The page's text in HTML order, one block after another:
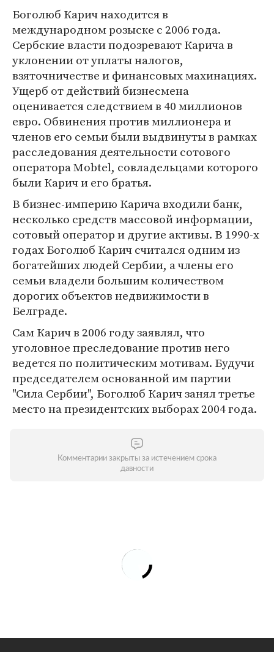
Боголюб Карич находится в
международном розыске с 2006 года.
Сербские власти подозревают Карича в
уклонении от уплаты налогов,
взяточничестве и финансовых махинациях.
Ущерб от действий бизнесмена
оценивается следствием в 40 миллионов
евро. Обвинения против миллионера и
членов его семьи были выдвинуты в рамках
расследования деятельности сотового
оператора Mobtel, совладельцами которого
были Карич и его братья.
В бизнес-империю Карича входили банк,
несколько средств массовой информации,
сотовый оператор и другие активы. В 1990-х
годах Боголюб Карич считался одним из
богатейших людей Сербии, а члены его
семьи владели большим количеством
дорогих объектов недвижимости в
Белграде.
Сам Карич в 2006 году заявлял, что
уголовное преследование против него
ведется по политическим мотивам. Будучи
председателем основанной им партии
"Сила Сербии", Боголюб Карич занял третье
место на президентских выборах 2004 года.
Комментарии закрыты за истечением срока
давности